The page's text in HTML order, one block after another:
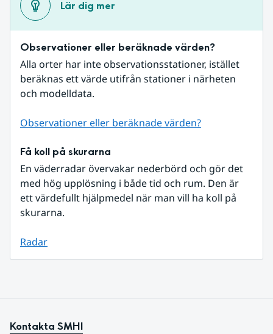
Lär dig mer
Observationer eller beräknade värden?
Alla orter har inte observationsstationer, istället
beräknas ett värde utifrån stationer i närheten
och modelldata.
Observationer eller beräknade värden?
Få koll på skurarna
En väderradar övervakar nederbörd och gör det
med hög upplösning i både tid och rum. Den är
ett värdefullt hjälpmedel när man vill ha koll på
skurarna.
Radar
Kontakta SMHI